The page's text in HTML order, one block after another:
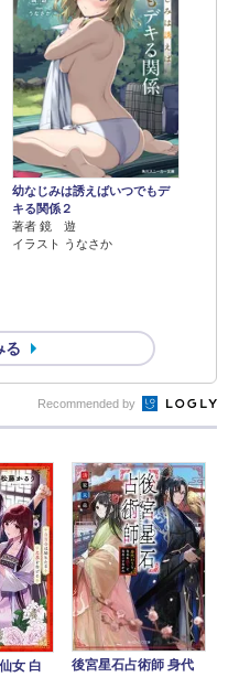
幼なじみは誘えばいつでもデ
キる関係２
著者 鏡 遊
イラスト うなさか
る
Recommended by
女 白
後宮星石占術師 身代